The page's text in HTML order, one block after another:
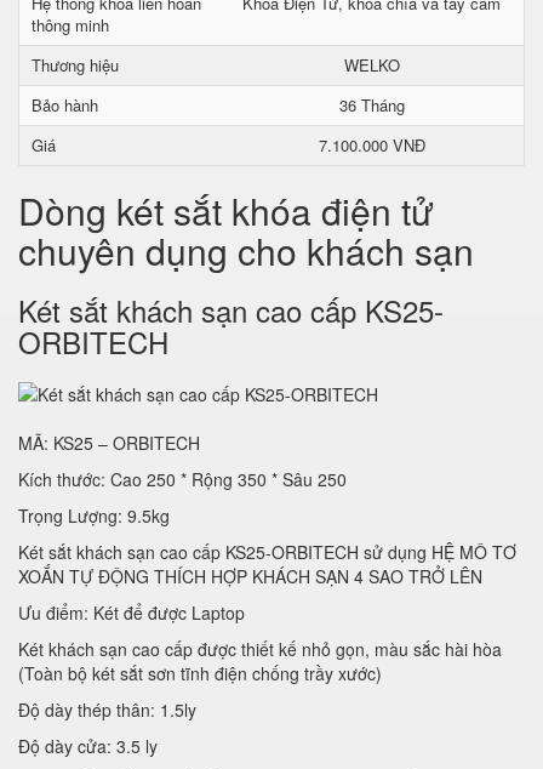
thông minh
Thương hiệu
WELKO
Bảo hành
36 Tháng
Giá
7.100.000 VNĐ
Dòng két sắt khóa điện tử
chuyên dụng cho khách sạn
Két sắt khách sạn cao cấp KS25-
ORBITECH
MÃ: KS25 – ORBITECH
Kích thước: Cao 250 * Rộng 350 * Sâu 250
Trọng Lượng: 9.5kg
Két sắt khách sạn cao cấp KS25-ORBITECH sử dụng HỆ MÔ TƠ
XOẮN TỰ ĐỘNG THÍCH HỢP KHÁCH SẠN 4 SAO TRỞ LÊN
Ưu điểm: Két để được Laptop
Két khách sạn cao cấp được thiết kế nhỏ gọn, màu sắc hài hòa
(Toàn bộ két sắt sơn tĩnh điện chống trầy xước)
Độ dày thép thân: 1.5ly
Độ dày cửa: 3.5 ly